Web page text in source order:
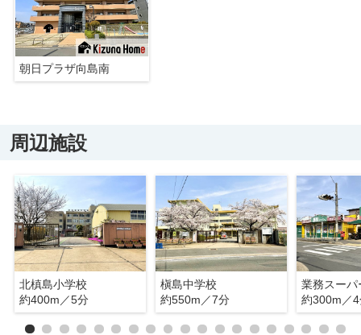
朝日プラザ向島南
周辺施設
北槙島小学校
約400m／5分
槇島中学校
約550m／7分
約300m／